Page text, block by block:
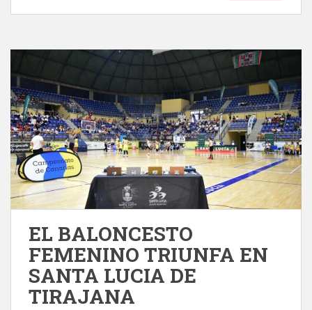
EL BALONCESTO
FEMENINO TRIUNFA EN
SANTA LUCIA DE
TIRAJANA